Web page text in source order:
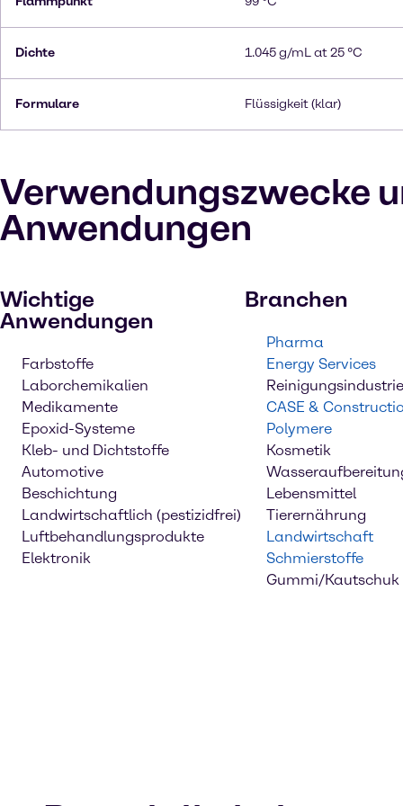
Dichte 1.045 g/mL at 25 °C
Formulare Flüssigkeit (klar)
Verwendungszwecke
Anwendungen
Wichtige
Anwendungen
Farbstoffe
Laborchemikalien
Medikamente
Epoxid-Systeme
Kleb- und Dichtstoffe
Automotive
Beschichtung
Landwirtschaftlich (pestizidfrei)
Luftbehandlungsprodukte
Elektronik
Branchen
Pharma
Energy Services
Reinigungsindustrie
CASE &
Polymere
Kosmetik
Lebensmittel
Tierernährung
Landwirtschaft
Schmierstoffe
Gummi/Kautschuk